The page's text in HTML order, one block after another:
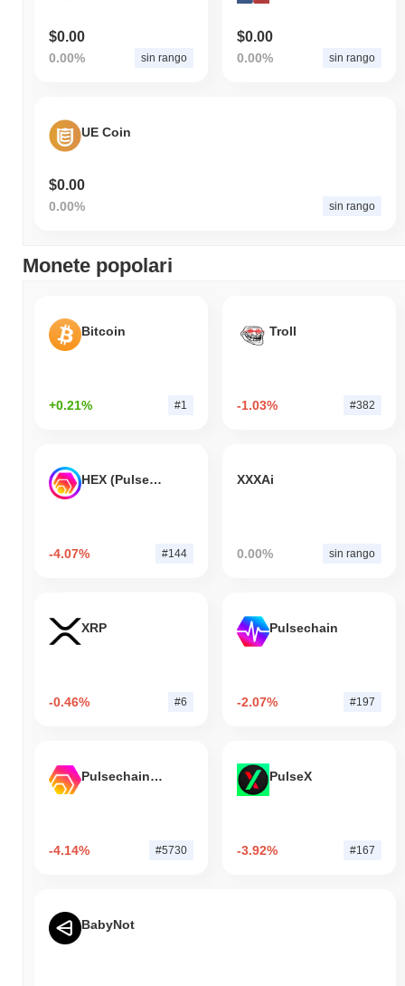
$0.00
0.00% sin rango
$0.00
0.00% sin rango
UE Coin
$0.00
0.00% sin rango
Monete popolari
Bitcoin
+0.21% #1
Troll
-1.03% #382
HEX (Pulsechain)
-4.07% #144
XXXAi
0.00% sin rango
XRP
-0.46% #6
Pulsechain
-2.07% #197
Pulsechain Bridged HEX (Pulsechain)
-4.14% #5730
PulseX
-3.92% #167
BabyNot